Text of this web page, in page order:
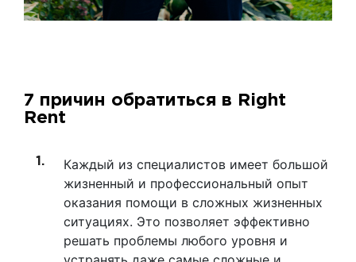
7 причин обратиться в Right
Rent
Каждый из специалистов имеет большой
жизненный и профессиональный опыт
оказания помощи в сложных жизненных
ситуациях. Это позволяет эффективно
решать проблемы любого уровня и